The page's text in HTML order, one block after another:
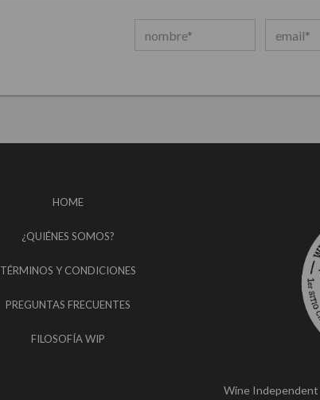
HOME
¿QUIÉNES SOMOS?
TÉRMINOS Y CONDICIONES
PREGUNTAS FRECUENTES
FILOSOFÍA WIP
Wine Independent